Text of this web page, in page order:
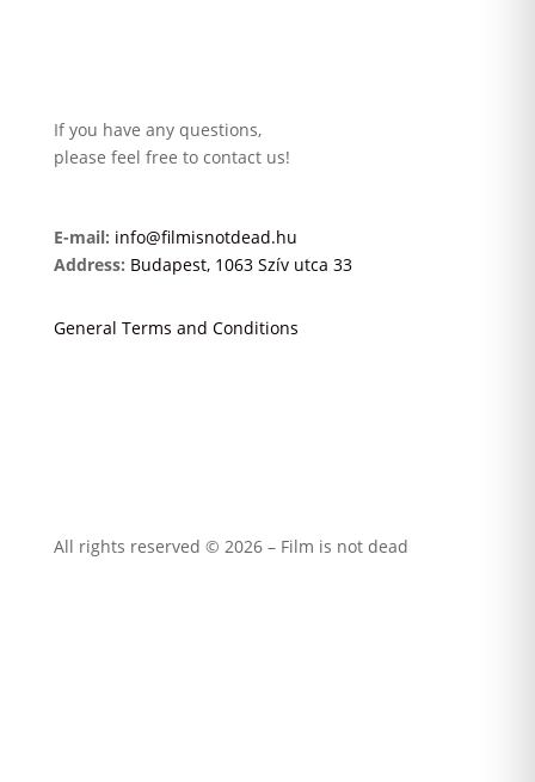
If you have any questions,
please feel free to contact us!
E-mail: info@filmisnotdead.hu
Address: Budapest, 1063 Szív utca 33
General Terms and Conditions
All rights reserved © 2026 – Film is not dead